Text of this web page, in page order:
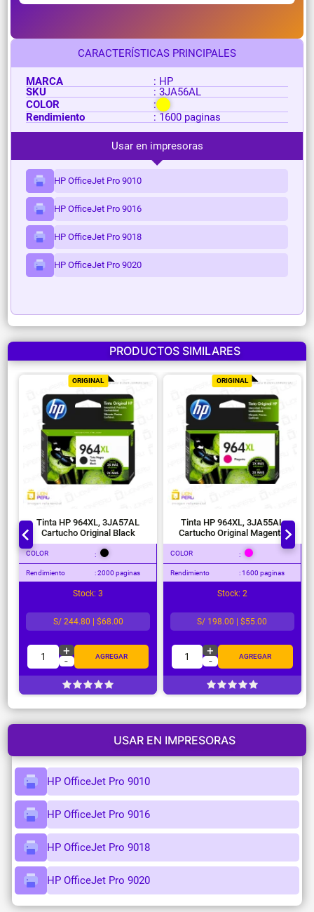
CARACTERÍSTICAS PRINCIPALES
MARCA
: HP
SKU
: 3JA56AL
COLOR
:
Rendimiento
: 1600 paginas
Usar en impresoras
HP OfficeJet Pro 9010
HP OfficeJet Pro 9016
HP OfficeJet Pro 9018
HP OfficeJet Pro 9020
PRODUCTOS SIMILARES
ORIGINAL
Tinta HP 964XL, 3JA57AL
Cartucho Original Black
COLOR
Rendimiento : 2000 paginas
Stock: 3
S/ 244.80 | $68.00
1 +
- AGREGAR
ORIGINAL
Tinta HP 964XL, 3JA55AL
Cartucho Original Magenta
COLOR
Rendimiento : 1600 paginas
Stock: 2
S/ 198.00 | $55.00
1 +
- AGREGAR
USAR EN IMPRESORAS
HP OfficeJet Pro 9010
HP OfficeJet Pro 9016
HP OfficeJet Pro 9018
HP OfficeJet Pro 9020